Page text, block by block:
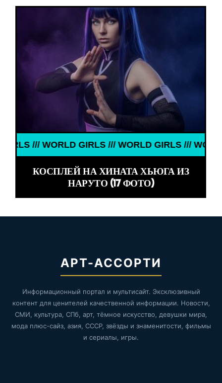
/// WORLD GIRLS /// WORLD GIRLS /// WORLD
КОСПЛЕЙ НА ХИНАТА ХЬЮГА ИЗ
НАРУТО (17 ФОТО)
АРТ-АССОРТИ
Информационный портал и мультисайт. Эксклюзивный
контент для ценителей качественной информации. Новости,
СМИ, культура, СПб, арт, тёмное искусство, девушки мира,
мода плюс-сайз, азия, СССР, звёзды и знаменитости, фильмы
и сериалы, игры.